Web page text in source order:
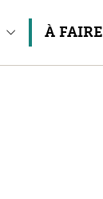
À FAIRE